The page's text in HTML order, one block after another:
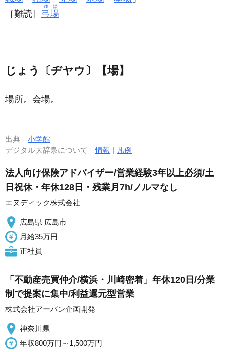
［難読］ 弓場
ゆば
じょう〔ヂヤウ〕【場】
場所。会場。
出典 小学館
デジタル大辞泉について情報 | 凡例
法人向け保険アドバイザー/営業経験3年以上必須/土
日祝休・年休128日・残業月7h/ノルマなし
エヌディック株式会社
広島県 広島市
月給35万円
正社員
「不動産売買仲介/横浜・川崎密着」年休120日/分業
制で提案に集中/利益還元型営業
株式会社アーバン企画開発
神奈川県
年収800万円～1,500万円